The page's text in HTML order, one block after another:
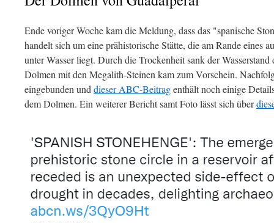
Ende voriger Woche kam die Meldung, dass das "spanische
handelt sich um eine prähistorische Stätte, die am Rande eines
unter Wasser liegt. Durch die Trockenheit sank der Wasserstand
Dolmen mit den Megalith-Steinen kam zum Vorschein.
eingebunden und dieser ABC-Beitragenthält noch einige
dem Dolmen. Ein weiterer Bericht samt Foto lässt sich über